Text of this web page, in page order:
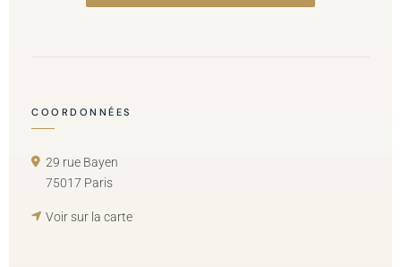
COORDONNÉES
29 rue Bayen
75017 Paris
Voir sur la carte